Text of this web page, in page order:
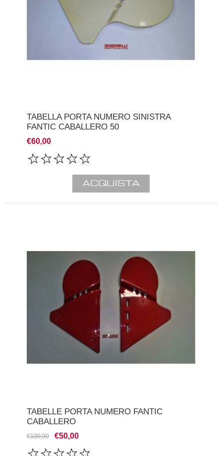
TABELLA PORTA NUMERO SINISTRA
FANTIC CABALLERO 50
€60,00
TABELLE PORTA NUMERO FANTIC
CABALLERO
€100,00 €50,00